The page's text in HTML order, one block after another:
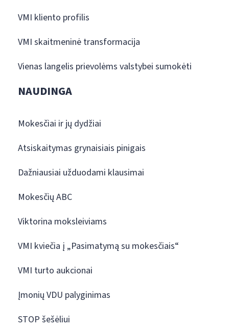
VMI kliento profilis
VMI skaitmeninė transformacija
Vienas langelis prievolėms valstybei sumokėti
NAUDINGA
Mokesčiai ir jų dydžiai
Atsiskaitymas grynaisiais pinigais
Dažniausiai užduodami klausimai
Mokesčių ABC
Viktorina moksleiviams
VMI kviečia į „Pasimatymą su mokesčiais“
VMI turto aukcionai
Įmonių VDU palyginimas
STOP šešėliui